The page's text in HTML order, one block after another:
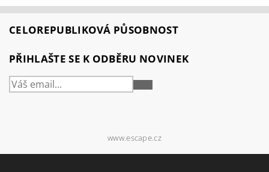
CELOREPUBLIKOVÁ PŮSOBNOST
PŘIHLAŠTE SE K ODBĚRU NOVINEK
PŘIHLÁSIT
www.escape.cz